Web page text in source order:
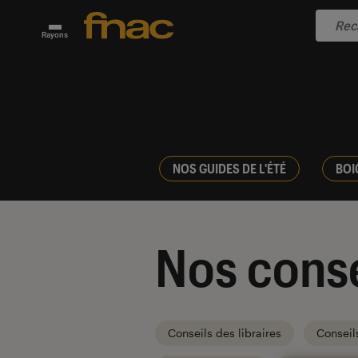
Rayons
NOS GUIDES DE L'ÉTÉ
Nos
Conseils des libraires